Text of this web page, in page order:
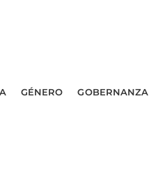
GÉNERO GOBERNANZA